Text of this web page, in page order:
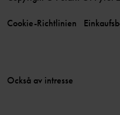
Cookie-Richtlinien
Också av intresse